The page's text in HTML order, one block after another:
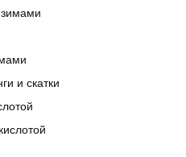
и скатки